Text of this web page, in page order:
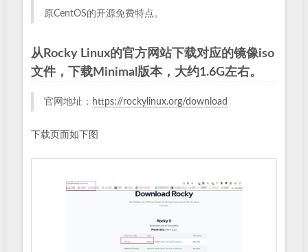
原CentOS的开源免费特点。
从Rocky Linux的官方网站下载对应的镜像iso
文件，下载Minimal版本，大约1.6G左右。
官网地址： https://rockylinux.org/download
下载页面如下图